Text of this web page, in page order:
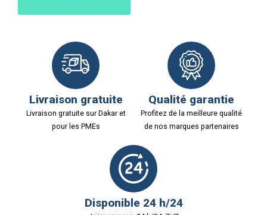
Livraison gratuite
Livraison gratuite sur Dakar et
pour les PMEs
Qualité garantie
Profitez de la meilleure qualité
de nos marques partenaires
Disponible 24 h/24